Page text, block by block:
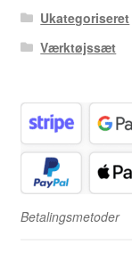
Ukategoriseret
Værktøjssæt
Betalingsmetoder